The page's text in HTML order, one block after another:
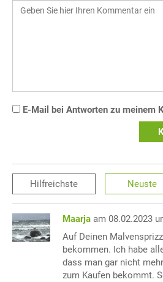
E-Mail bei Antworten zu meinem
Hilfreichste Neuste
Maarja am 08.02.2023
Auf Deinen
bekommen. Ich habe
dass man gar nicht
zum Kaufen bekommt.